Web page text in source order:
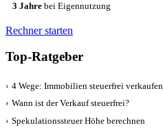
3 Jahre bei Eigennutzung
Rechner starten
Top-Ratgeber
› 4 Wege: Immobilien steuerfrei verkaufen
› Wann ist der Verkauf steuerfrei?
› Spekulationssteuer Höhe berechnen